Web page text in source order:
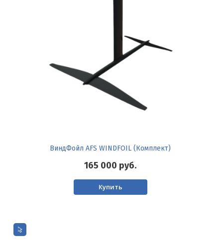
ВиндФойл AFS WINDFOIL (Комплект)
165 000 руб.
Купить